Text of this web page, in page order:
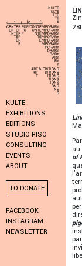
KULTE
EXHIBITIONS
EDITIONS
STUDIO RISO
CONSULTING
EVENTS
ABOUT
TO DONATE
FACEBOOK
INSTAGRAM
NEWSLETTER
28
au
of